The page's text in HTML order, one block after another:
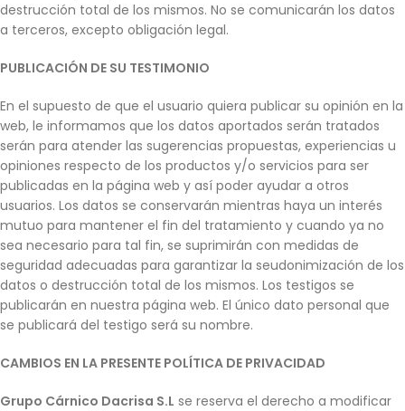
destrucción total de los mismos. No se comunicarán los datos
a terceros, excepto obligación legal.
PUBLICACIÓN DE SU TESTIMONIO
En el supuesto de que el usuario quiera publicar su opinión en la
web, le informamos que los datos aportados serán tratados
serán para atender las sugerencias propuestas, experiencias u
opiniones respecto de los productos y/o servicios para ser
publicadas en la página web y así poder ayudar a otros
usuarios. Los datos se conservarán mientras haya un interés
mutuo para mantener el fin del tratamiento y cuando ya no
sea necesario para tal fin, se suprimirán con medidas de
seguridad adecuadas para garantizar la seudonimización de los
datos o destrucción total de los mismos. Los testigos se
publicarán en nuestra página web. El único dato personal que
se publicará del testigo será su nombre.
CAMBIOS EN LA PRESENTE POLÍTICA DE PRIVACIDAD
Grupo Cárnico Dacrisa S.L se reserva el derecho a modificar